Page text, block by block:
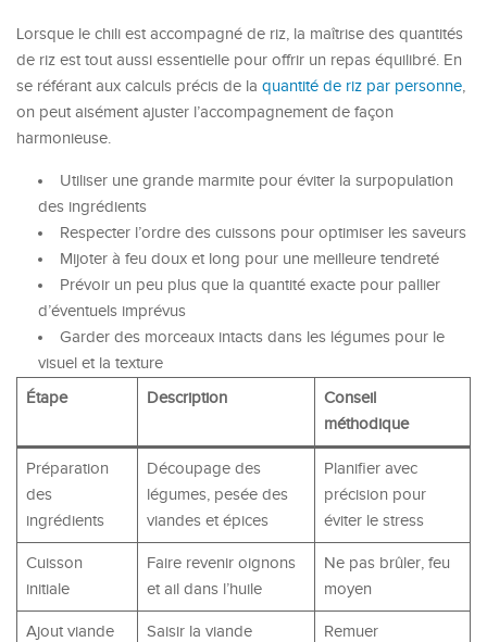
Lorsque le chili est accompagné de riz, la maîtrise des quantités
de riz est tout aussi essentielle pour offrir un repas équilibré. En
se référant aux calculs précis de la quantité de riz par personne,
on peut aisément ajuster l’accompagnement de façon
harmonieuse.
Utiliser une grande marmite pour éviter la surpopulation
des ingrédients
Respecter l’ordre des cuissons pour optimiser les saveurs
Mijoter à feu doux et long pour une meilleure tendreté
Prévoir un peu plus que la quantité exacte pour pallier
d’éventuels imprévus
Garder des morceaux intacts dans les légumes pour le
visuel et la texture
Étape
Description
Conseil
méthodique
Préparation
des
ingrédients
Découpage des
légumes, pesée des
viandes et épices
Planifier avec
précision pour
éviter le stress
Cuisson
initiale
Faire revenir oignons
et ail dans l’huile
Ne pas brûler, feu
moyen
Ajout viande
Saisir la viande
Remuer